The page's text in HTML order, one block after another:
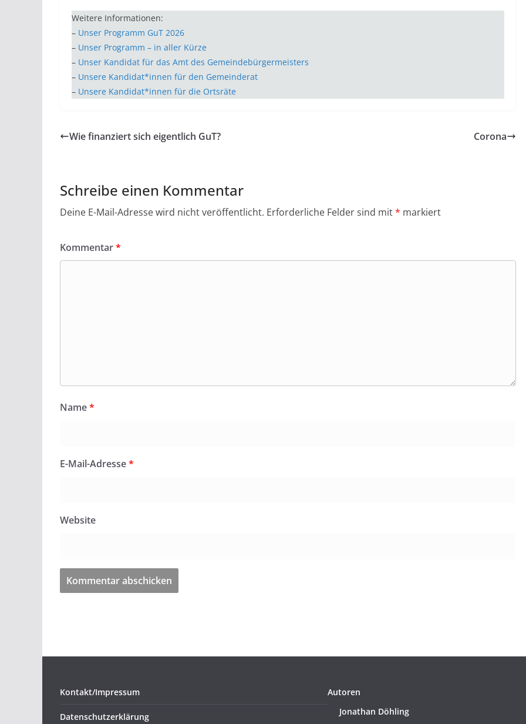
Weitere Informationen:
– Unser Programm GuT 2026
– Unser Programm – in aller Kürze
– Unser Kandidat für das Amt des Gemeindebürgermeisters
– Unsere Kandidat*innen für den Gemeinderat
– Unsere Kandidat*innen für die Ortsräte
Wie finanziert sich eigentlich GuT? Corona
Schreibe einen Kommentar
Deine E-Mail-Adresse wird nicht veröffentlicht. Erforderliche Felder sind mit* markiert
Kommentar*
Name*
E-Mail-Adresse*
Website
Kontakt/Impressum
Datenschutzerklärung
Autoren
Jonathan Döhling